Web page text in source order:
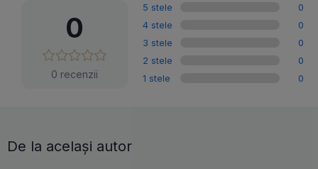
0
0 recenzii
5 stele
0
4 stele
0
3 stele
0
2 stele
0
1 stele
0
De la același autor